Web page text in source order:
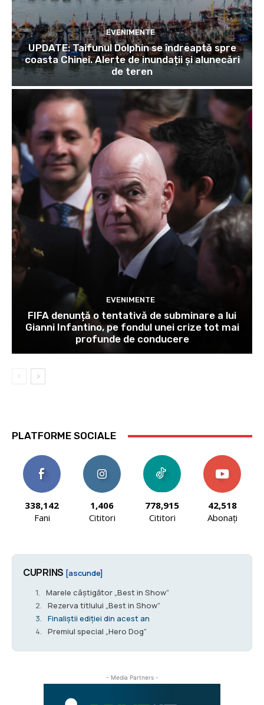
EVENIMENTE
UPDATE: Taifunul Dolphin se îndreaptă spre
coasta Chinei. Alerte de inundații și alunecări
de teren
EVENIMENTE
FIFA denunță o tentativă de subminare a lui
Gianni Infantino, pe fondul unei crize tot mai
profunde de conducere
PLATFORME SOCIALE
338,142
Fani
1,406
Cititori
778,915
Cititori
42,518
Abonați
CUPRINS [ascunde]
Marele câștigător „Best in Show”
Rezerva titlului „Best in Show”
Finaliștii ediției din acest an
Premiul special „Hero Dog”
- Media Partners -